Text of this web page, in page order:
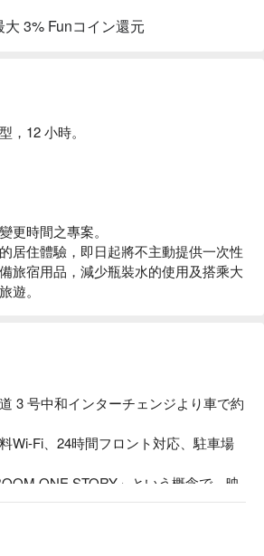
3% Funコイン還元
，12 小時。
更時間之專案。
居住體驗，即日起將不主動提供一次性
旅宿用品，減少瓶裝水的使用及搭乘大
遊。
3 号中和インターチェンジより車で約
Wi-Fi、24時間フロント対応、駐車場
ONE STORY」という概念で、映
屋のインテリアに溶け込んでいます。
ッパ風、優雅なチャイナ風、原始時代
マルームをご用意しており、非日常的